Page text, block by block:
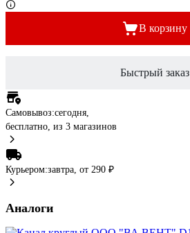
В корзину
Быстрый заказ
Самовывоз:сегодня,
бесплатно, из 3 магазинов
Курьером:завтра, от 290 ₽
Аналоги